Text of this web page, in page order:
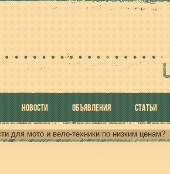
НОВОСТИ ОБЪЯВЛЕНИЯ СТАТЬИ